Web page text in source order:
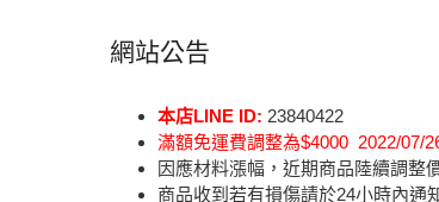
網站公告
本店LINE ID: 23840422
滿額免運費調整為$4000 2022/07/
因應材料漲幅，近期商品陸續調整
商品收到若有損傷請於24小時內通